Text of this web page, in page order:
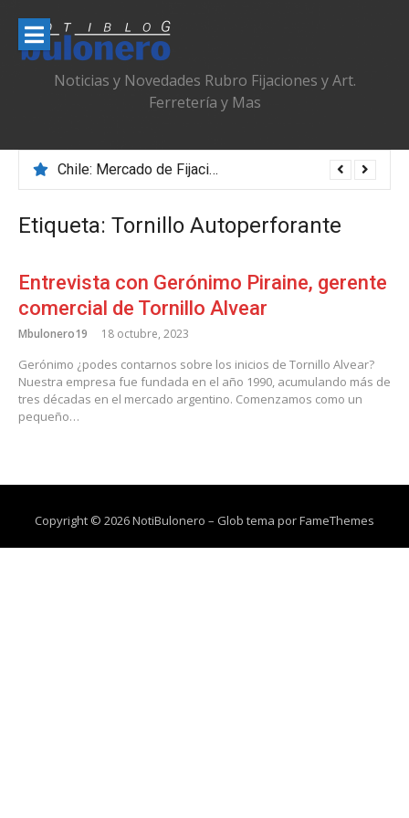
contenido
Noticias y Novedades Rubro Fijaciones y Art.
Ferretería y Mas
Chile: Mercado de Fijaciones & Ferretería que se Adapta, Profesionaliza y Transforma
Etiqueta: Tornillo Autoperforante
Entrevista con Gerónimo Piraine, gerente
comercial de Tornillo Alvear
Mbulonero19 18 octubre, 2023
Gerónimo ¿podes contarnos sobre los inicios de Tornillo Alvear?
Nuestra empresa fue fundada en el año 1990, acumulando más de
tres décadas en el mercado argentino. Comenzamos como un
pequeño…
Copyright © 2026 NotiBulonero – Glob tema porFameThemes